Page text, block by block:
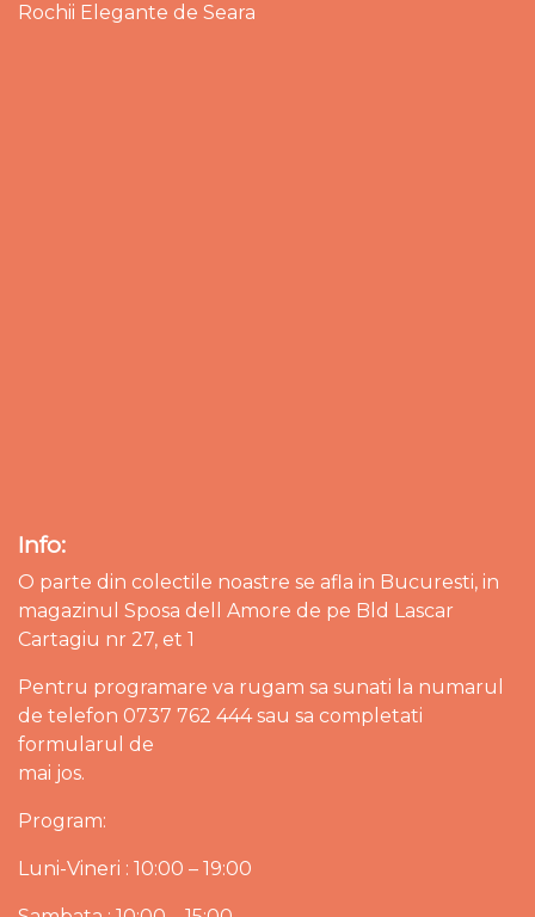
Rochii Elegante de Seara
Info:
O parte din colectile noastre se afla in Bucuresti, in
magazinul Sposa dell Amore de pe Bld Lascar
Cartagiu nr 27, et 1
Pentru programare va rugam sa sunati la numarul
de telefon 0737 762 444 sau sa completati
formularul de
mai jos.
Program:
Luni-Vineri : 10:00 – 19:00